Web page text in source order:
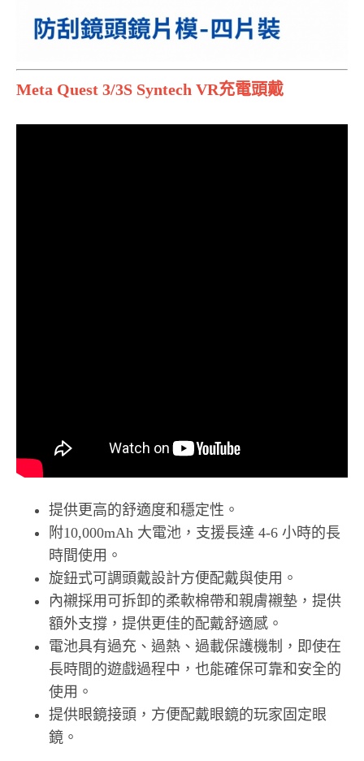
Meta Quest 3/3S Syntech VR充電頭戴
提供更高的舒適度和穩定性。
附10,000mAh 大電池，支援長達 4-6 小時的長
時間使用。
旋鈕式可調頭戴設計方便配戴與使用。
內襯採用可拆卸的柔軟棉帶和親膚襯墊，提供
額外支撐，提供更佳的配戴舒適感。
電池具有過充、過熱、過載保護機制，即使在
長時間的遊戲過程中，也能確保可靠和安全的
使用。
提供眼鏡接頭，方便配戴眼鏡的玩家固定眼
鏡。